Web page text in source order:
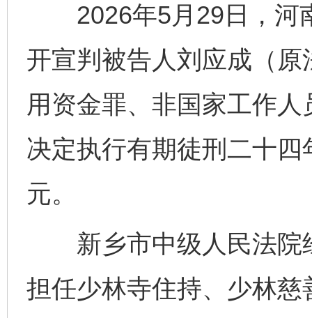
2026年5月29日，河
开宣判被告人刘应成（
用资金罪、非国家工作
决定执行有期徒刑二十
元。
新乡市中级人民法院
担任少林寺住持、少林